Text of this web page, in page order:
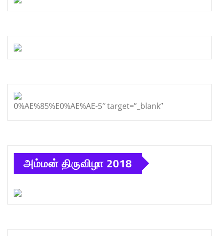
0%AE%85%E0%AE%AE-5″ target=”_blank”
அம்மன் திருவிழா 2018